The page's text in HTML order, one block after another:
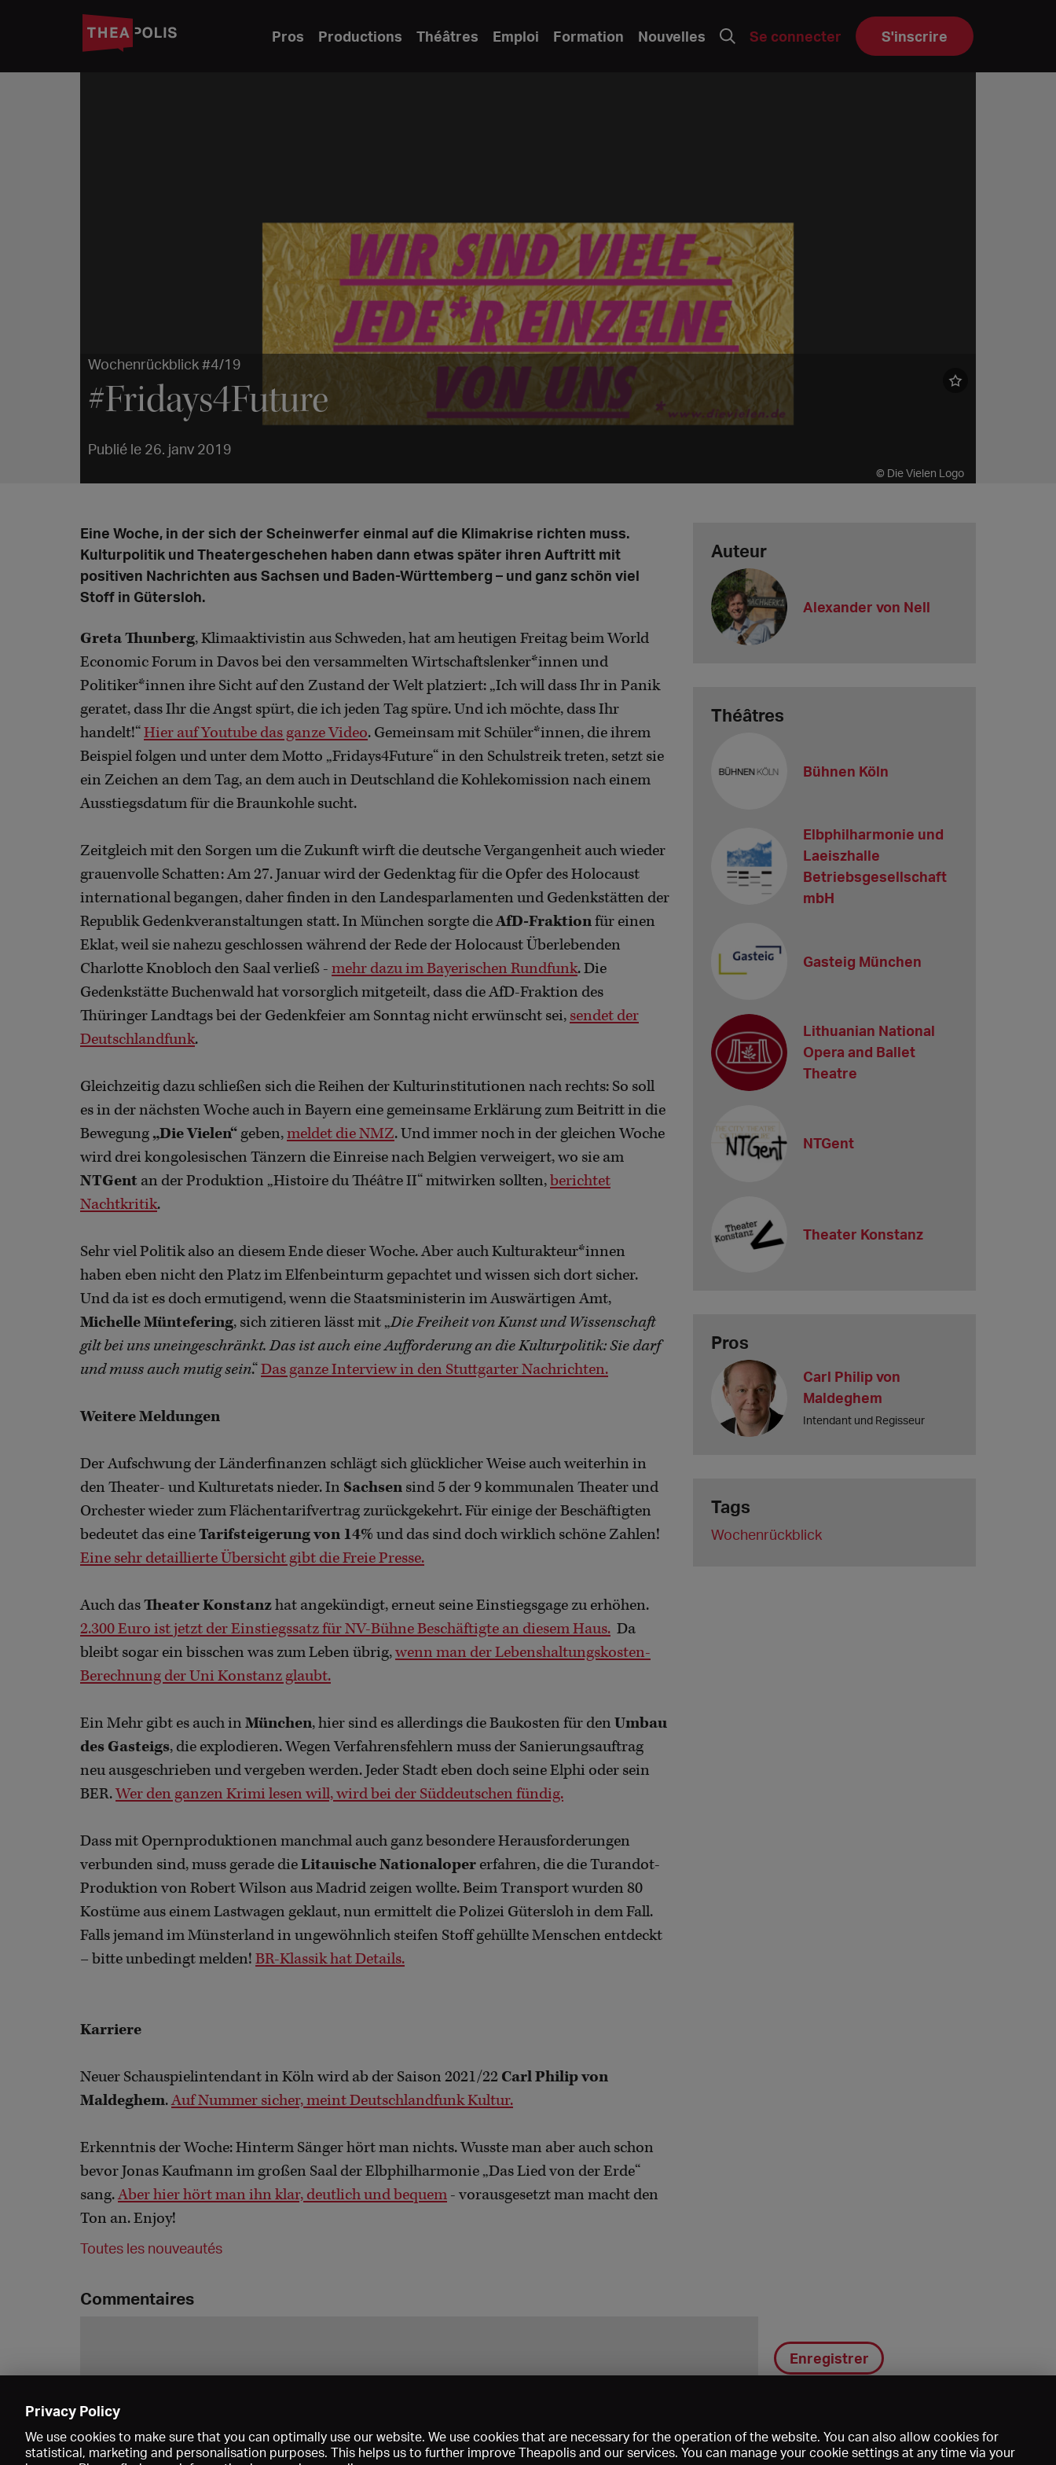
Pros Productions Théâtres Emploi Formation Nouvelles Se connecter S'inscrire
Wochenrückblick #4/19
#Fridays4Future
Publié le 26. janv 2019
© Die Vielen Logo
Eine Woche, in der sich der Scheinwerfer einmal auf die Klimakrise richten muss.
Kulturpolitik und Theatergeschehen haben dann etwas später ihren Auftritt mit
positiven Nachrichten aus Sachsen und Baden-Württemberg – und ganz schön viel
Stoff in Gütersloh.
Greta Thunberg, Klimaaktivistin aus Schweden, hat am heutigen Freitag beim World
Economic Forum in Davos bei den versammelten Wirtschaftslenker*innen und
Politiker*innen ihre Sicht auf den Zustand der Welt platziert: „Ich will dass Ihr in Panik
geratet, dass Ihr die Angst spürt, die ich jeden Tag spüre. Und ich möchte, dass Ihr
handelt!“Hier auf Youtube das ganze Video. Gemeinsam mit Schüler*innen, die ihrem
Beispiel folgen und unter dem Motto „Fridays4Future“ in den Schulstreik treten, setzt sie
ein Zeichen an dem Tag, an dem auch in Deutschland die Kohlekomission nach einem
Ausstiegsdatum für die Braunkohle sucht.
Zeitgleich mit den Sorgen um die Zukunft wirft die deutsche Vergangenheit auch wieder
grauenvolle Schatten: Am 27. Januar wird der Gedenktag für die Opfer des Holocaust
international begangen, daher finden in den Landesparlamenten und Gedenkstätten der
Republik Gedenkveranstaltungen statt. In München sorgte dieAfD-Fraktionfür einen
Eklat, weil sie nahezu geschlossen während der Rede der Holocaust Überlebenden
Charlotte Knobloch den Saal verließ - mehr dazu im Bayerischen Rundfunk. Die
Gedenkstätte Buchenwald hat vorsorglich mitgeteilt, dass die AfD-Fraktion des
Thüringer Landtags bei der Gedenkfeier am Sonntag nicht erwünscht sei, sendet der
Deutschlandfunk.
Gleichzeitig dazu schließen sich die Reihen der Kulturinstitutionen nach rechts: So soll
es in der nächsten Woche auch in Bayern eine gemeinsame Erklärung zum Beitritt in die
Bewegung„Die Vielen“ geben,meldet die NMZ. Und immer noch in der gleichen Woche
wird drei kongolesischen Tänzern die Einreise nach Belgien verweigert, wo sie am
NTGent an der Produktion „Histoire du Théâtre II“ mitwirken sollten,berichtet
Nachtkritik.
Sehr viel Politik also an diesem Ende dieser Woche. Aber auch Kulturakteur*innen
haben eben nicht den Platz im Elfenbeinturm gepachtet und wissen sich dort sicher.
Und da ist es doch ermutigend, wenn die Staatsministerin im Auswärtigen Amt,
Michelle Müntefering, sich zitieren lässt mit „Die Freiheit von Kunst und Wissenschaft
gilt bei uns uneingeschränkt. Das ist auch eine Aufforderung an die Kulturpolitik: Sie darf
und muss auch mutig sein.“Das ganze Interview in den Stuttgarter Nachrichten.
Weitere Meldungen
Der Aufschwung der Länderfinanzen schlägt sich glücklicher Weise auch weiterhin in
den Theater- und Kulturetats nieder. In Sachsen sind 5 der 9 kommunalen Theater und
Orchester wieder zum Flächentarifvertrag zurückgekehrt. Für einige der Beschäftigten
bedeutet das eineTarifsteigerung von 14% und das sind doch wirklich schöne Zahlen!
Eine sehr detaillierte Übersicht gibt die Freie Presse.
Auch dasTheater Konstanzhat angekündigt, erneut seine Einstiegsgage zu erhöhen.
2.300 Euro ist jetzt der Einstiegssatz für NV-Bühne Beschäftigte an diesem Haus. Da
bleibt sogar ein bisschen was zum Leben übrig,wenn man der Lebenshaltungskosten-
Berechnung der Uni Konstanz glaubt.
Ein Mehr gibt es auch in München, hier sind es allerdings die Baukosten für den Umbau
des Gasteigs, die explodieren. Wegen Verfahrensfehlern muss der Sanierungsauftrag
neu ausgeschrieben und vergeben werden. Jeder Stadt eben doch seine Elphi oder sein
BER.Wer den ganzen Krimi lesen will, wird bei der Süddeutschen fündig.
Dass mit Opernproduktionen manchmal auch ganz besondere Herausforderungen
verbunden sind, muss gerade dieLitauische Nationaloper erfahren, die die Turandot-
Produktion von Robert Wilson aus Madrid zeigen wollte. Beim Transport wurden 80
Kostüme aus einem Lastwagen geklaut, nun ermittelt die Polizei Gütersloh in dem Fall.
Falls jemand im Münsterland in ungewöhnlich steifen Stoff gehüllte Menschen entdeckt
– bitte unbedingt melden! BR-Klassik hat Details.
Karriere
Neuer Schauspielintendant in Köln wird ab der Saison 2021/22 Carl Philip von
Maldeghem.Auf Nummer sicher, meint Deutschlandfunk Kultur.
Erkenntnis der Woche: Hinterm Sänger hört man nichts. Wusste man aber auch schon
bevor Jonas Kaufmann im großen Saal der Elbphilharmonie „Das Lied von der Erde“
sang.Aber hier hört man ihn klar, deutlich und bequem - vorausgesetzt man macht den
Ton an. Enjoy!
Toutes les nouveautés
Auteur
Alexander von Nell
Théâtres
Bühnen Köln
Elbphilharmonie und
Laeiszhalle
Betriebsgesellschaft
mbH
Gasteig München
Lithuanian National
Opera and Ballet
Theatre
NTGent
Theater Konstanz
Pros
Carl Philip von
Maldeghem
Intendant und Regisseur
Tags
Wochenrückblick
Commentaires
Enregistrer
Privacy Policy
We use cookies to make sure that you can optimally use our website. We use cookies that are necessary for the operation of the website. You can also allow cookies for
statistical, marketing and personalisation purposes. This helps us to further improve Theapolis and our services. You can manage your cookie settings at any time via your